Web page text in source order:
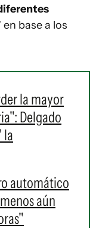
en base a los
la mayor
Delgado
la
automático
aún